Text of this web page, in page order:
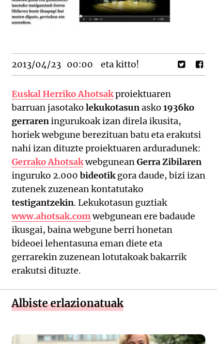
2013/04/23 00:00 eta kitto!
Euskal Herriko Ahotsakproiektuaren
barruan jasotako lekukotasunasko 1936ko
gerrareningurukoak izan direla ikusita,
horiek webgune berezituan batu eta erakutsi
nahi izan dituzte proiektuaren arduradunek:
Gerrako AhotsakwebguneanGerra Zibilaren
inguruko 2.000 bideotikgora daude, bizi izan
zutenek zuzenean kontatutako
testigantzekin. Lekukotasun guztiak
www.ahotsak.comwebgunean ere badaude
ikusgai, baina webgune berri honetan
bideoei lehentasuna eman diete eta
gerrarekin zuzenean lotutakoak bakarrik
erakutsi dituzte.
Albiste erlazionatuak